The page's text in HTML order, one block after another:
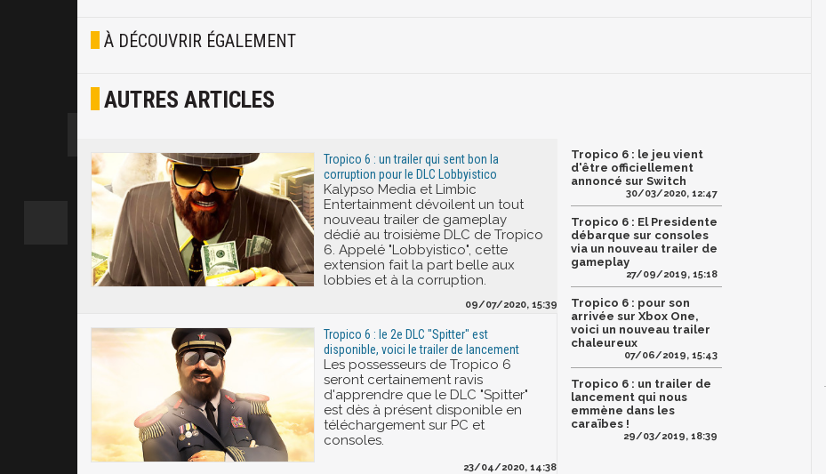
Joyeux
À DÉCOUVRIR ÉGALEMENT
AUTRES ARTICLES
Tropico 6 : un trailer qui sent bon la
corruption pour le DLC Lobbyistico
Kalypso Media et Limbic
Entertainment dévoilent un tout
nouveau trailer de gameplay
dédié au troisième DLC de Tropico
6. Appelé "Lobbyistico", cette
extension fait la part belle aux
lobbies et à la corruption.
09/07/2020, 15:39
Tropico 6 : le 2e DLC "Spitter" est
disponible, voici le trailer de lancement
Les possesseurs de Tropico 6
seront certainement ravis
d'apprendre que le DLC "Spitter"
est dès à présent disponible en
téléchargement sur PC et
consoles.
23/04/2020, 14:38
Tropico 6 : le jeu vient
d'être officiellement
annoncé sur Switch
30/03/2020, 12:47
Tropico 6 : El Presidente
débarque sur consoles
via un nouveau trailer de
gameplay
27/09/2019, 15:18
Tropico 6 : pour son
arrivée sur Xbox One,
voici un nouveau trailer
chaleureux
07/06/2019, 15:43
Tropico 6 : un trailer de
lancement qui nous
emmène dans les
caraïbes !
29/03/2019, 18:39